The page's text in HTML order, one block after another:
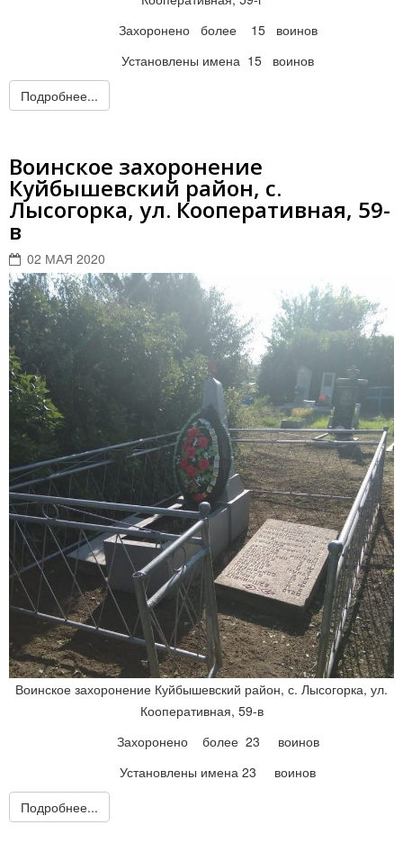
Захоронено более 15 воинов
Установлены имена 15 воинов
Подробнее...
Воинское захоронение
Куйбышевский район, с.
Лысогорка, ул. Кооперативная, 59-
в
02 МАЯ 2020
Воинское захоронение Куйбышевский район, с. Лысогорка, ул.
Кооперативная, 59-в
Захоронено более 23 воинов
Установлены имена 23 воинов
Подробнее...